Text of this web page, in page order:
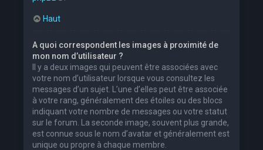
Haut
A quoi correspondent les images à proximité de
mon nom d’utilisateur ?
Il y a deux images qui peuvent être associées avec
votre nom d’utilisateur lorsque vous consultez les
messages d’un sujet. L’une d’elles peut être associée
à votre rang, généralement des étoiles ou des blocs
indiquant votre nombre de messages ou votre statut
sur le forum. La seconde image, souvent plus grande,
est connue sous le nom d’avatar et généralement est
unique ou propre à chaque membre.